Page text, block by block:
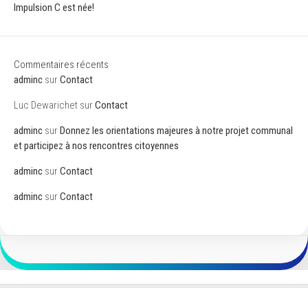
Impulsion C est née!
Commentaires récents
adminc surContact
Luc Dewarichet surContact
adminc sur Donnez les orientations majeures à notre projet communal
et participez à nos rencontres citoyennes
adminc surContact
adminc surContact